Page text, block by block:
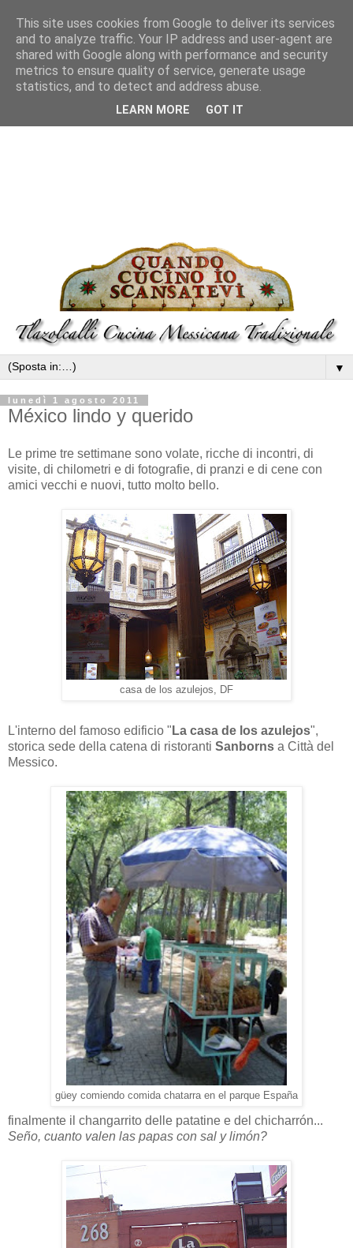
▼
lunedì 1 agosto 2011
México lindo y querido
Le prime tre settimane sono volate, ricche di incontri, di
visite, di chilometri e di fotografie, di pranzi e di cene con
amici vecchi e nuovi, tutto molto bello.
casa de los azulejos, DF
L'interno del famoso edificio " La casa de los azulejos",
storica sede della catena di ristoranti Sanborns a Città del
Messico.
güey comiendo comida chatarra en el parque España
finalmente il changarrito delle patatine e del chicharrón...
Seño, cuanto valen las papas con sal y limón?
This site uses cookies from Google to deliver its services
and to analyze traffic. Your IP address and user-agent are
shared with Google along with performance and security
metrics to ensure quality of service, generate usage
statistics, and to detect and address abuse.
LEARN MORE GOT IT